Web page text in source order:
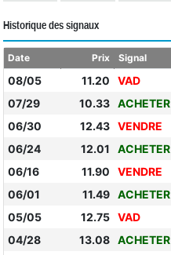
Historique des signaux
Date Prix Signal
08/05 11.20 VAD
07/29
10.33 ACHETER
06/30
12.43 VENDRE
06/24
12.01 ACHETER
06/16
11.90 VENDRE
06/01
11.49 ACHETER
05/05
12.75 VAD
04/28
13.08 ACHETER